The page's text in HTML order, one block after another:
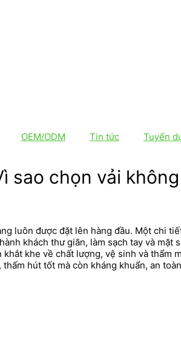
OEM/ODM Tin tức Tuyển
sao chọn vải
luôn được đặt lên hàng đầu. Một chi
khách thư giãn, làm sạch tay và mặt
khe về chất lượng, vệ sinh và thẩm
hút tốt mà còn kháng khuẩn, an